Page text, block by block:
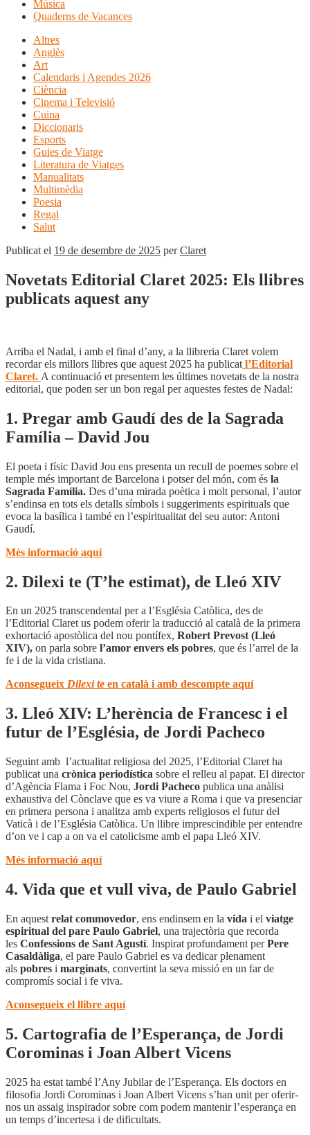
Música
Quaderns de Vacances
Altres
Anglès
Art
Calendaris i Agendes 2026
Ciència
Cinema i Televisió
Cuina
Diccionaris
Esports
Guies de Viatge
Literatura de Viatges
Manualitats
Multimèdia
Poesia
Regal
Salut
Publicat el 19 de desembre de 2025 perClaret
Novetats Editorial Claret 2025: Els llibres
publicats aquest any
Arriba el Nadal, i amb el final d’any, a la llibreria Claret volem
recordar els millors llibres que aquest 2025 ha publicat l’Editorial
Claret. A continuació et presentem les últimes novetats de la nostra
editorial, que poden ser un bon regal per aquestes festes de Nadal:
1. Pregar amb Gaudí des de la Sagrada
Família – David Jou
El poeta i físic David Jou ens presenta un recull de poemes sobre el
temple més important de Barcelona i potser del món, com és la
Sagrada Família. Des d’una mirada poètica i molt personal, l’autor
s’endinsa en tots els detalls símbols i suggeriments espirituals que
evoca la basílica i també en l’espiritualitat del seu autor: Antoni
Gaudí.
Més informació aquí
2. Dilexi te (T’he estimat), de Lleó XIV
En un 2025 transcendental per a l’Església Catòlica, des de
l’Editorial Claret us podem oferir la traducció al català de la primera
exhortació apostòlica del nou pontífex, Robert Prevost (Lleó
XIV), on parla sobre l’amor envers els pobres, que és l’arrel de la
fe i de la vida cristiana.
Aconsegueix Dilexi te en català i amb descompte aquí
3. Lleó XIV: L’herència de Francesc i el
futur de l’Església, de Jordi Pacheco
Seguint amb l’actualitat religiosa del 2025, l’Editorial Claret ha
publicat una crònica periodística sobre el relleu al papat. El director
d’Agència Flama i Foc Nou, Jordi Pacheco publica una anàlisi
exhaustiva del Cònclave que es va viure a Roma i que va presenciar
en primera persona i analitza amb experts religiosos el futur del
Vaticà i de l’Església Catòlica. Un llibre imprescindible per entendre
d’on ve i cap a on va el catolicisme amb el papa Lleó XIV.
Més informació aquí
4. Vida que et vull viva, de Paulo Gabriel
En aquest relat commovedor, ens endinsem en la vida i el viatge
espiritual del pare Paulo Gabriel, una trajectòria que recorda
les Confessions de Sant Agustí. Inspirat profundament perPere
Casaldàliga, el pare Paulo Gabriel es va dedicar plenament
als pobres i marginats, convertint la seva missió en un far de
compromís social i fe viva.
Aconsegueix el llibre aquí
5. Cartografia de l’Esperança, de Jordi
Corominas i Joan Albert Vicens
2025 ha estat també l’Any Jubilar de l’Esperança. Els doctors en
filosofia Jordi Corominas i Joan Albert Vicens s’han unit per oferir-
nos un assaig inspirador sobre com podem mantenir l’esperança en
un temps d’incertesa i de dificultats.